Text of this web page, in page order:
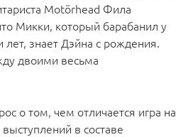
Motörhead Фила
Микки, который барабанил у
знает Дэйна с рождения.
двоими весьма
о том, чем отличается игра на
в составе